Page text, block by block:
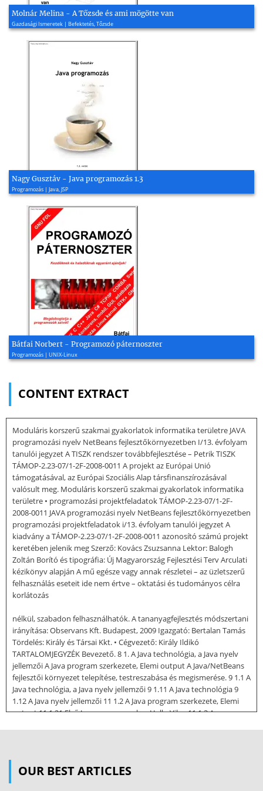
Molnár Melina - A Tőzsde és ami mögötte van
Gazdasági Ismeretek | Befektetés, Tőzsde
Nagy Gusztáv - Java programozás 1.3
Programozás | Java, JSP
Bátfai Norbert - Programozó páternoszter
Programozás | UNIX-Linux
CONTENT EXTRACT
Moduláris korszerű szakmai gyakorlatok informatika területre JAVA
programozási nyelv NetBeans fejlesztőkörnyezetben I/13. évfolyam
tanulói jegyzet A TISZK rendszer továbbfejlesztése – Petrik TISZK
TÁMOP-2.23-07/1-2F-2008-0011 A projekt az Európai Unió
támogatásával, az Európai Szociális Alap társfinanszírozásával
valósult meg. Moduláris korszerű szakmai gyakorlatok informatika
területre • programozási projektfeladatok TÁMOP-2.23-07/1-2F-
2008-0011 JAVA programozási nyelv NetBeans fejlesztőkörnyezetben
programozási projektfeladatok i/13. évfolyam tanulói jegyzet A
kiadvány a TÁMOP-2.23-07/1-2F-2008-0011 azonosító számú projekt
keretében jelenik meg Szerző: Kovács Zsuzsanna Lektor: Balogh
Zoltán Borító és tipográfia: Új Magyarország Fejlesztési Terv Arculati
kézikönyv alapján A mű egésze vagy annak részletei – az üzletszerű
felhasználás eseteit ide nem értve – oktatási és tudományos célra
korlátozás
nélkül, szabadon felhasználhatók. A tananyagfejlesztés módszertani
irányítása: Observans Kft. Budapest, 2009 Igazgató: Bertalan Tamás
Tördelés: Király és Társai Kkt. • Cégvezető: Király Ildikó
TARTALOMJEGYZÉK Bevezető. 8 1. A Java technológia, a Java nyelv
jellemzői A Java program szerkezete, Elemi output A Java/NetBeans
fejlesztői környezet telepítése, testreszabása és megismerése. 9 1.1 A
Java technológia, a Java nyelv jellemzői 9 1.11 A Java technológia 9
1.12 A Java nyelv jellemzői 11 1.2 A Java program szerkezete, Elemi
output 11 1.21 Első Java programunk, a Hello Vilag 11 1.3 A
részei 16 1.36 A NetBeans Java projekt 16 1.37 Alkalmazásfejlesztés a
OUR BEST ARTICLES